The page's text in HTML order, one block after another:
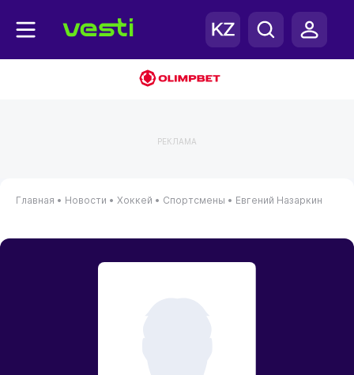
РЕКЛАМА
Главная • Новости • Хоккей • Спортсмены • Евгений Назаркин